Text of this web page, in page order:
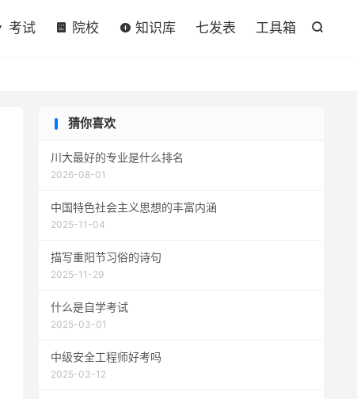

考试 院校 知识库 七发表 工具箱
猜你喜欢
川大最好的专业是什么排名
2026-08-01
中国特色社会主义思想的丰富内涵
2025-11-04
描写重阳节习俗的诗句
2025-11-29
什么是自学考试
2025-03-01
中级安全工程师好考吗
2025-03-12